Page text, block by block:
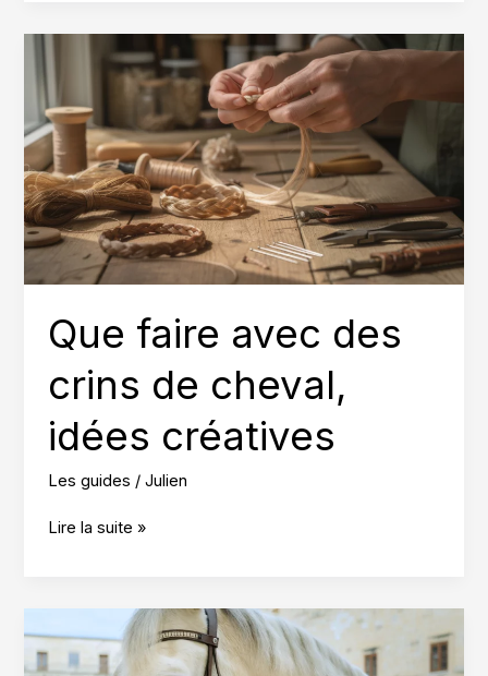
cheval
?
Que faire avec des
crins de cheval,
idées créatives
Les guides /Julien
Que
de
cheval,
Lire la suite »